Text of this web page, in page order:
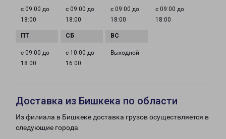
с 09:00 до
18:00
с 09:00 до
18:00
с 09:00 до
18:00
с 09:00 до
18:00
с 09:00 до
18:00
с 10:00 до
16:00
Выходной
Доставка из Бишкека по области
Из филиала в Бишкеке доставка грузов осуществляется в
следующие города: